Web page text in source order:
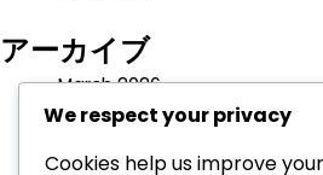
アーカイブ
March 2026
February 2026
We respect your privacy
Cookies help us improve